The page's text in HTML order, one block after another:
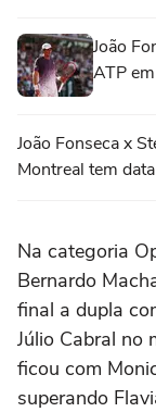
João
ATP
João Fonseca x
Montreal tem
Na categoria
Bernardo
final a dupla
Júlio Cabral no
ficou com
superando